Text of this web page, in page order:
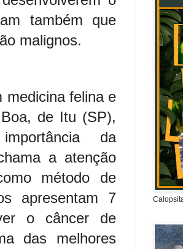
também que
malignos.
medicina felina e
de Itu (SP),
da
a atenção
método de
apresentam 7
o câncer de
das melhores